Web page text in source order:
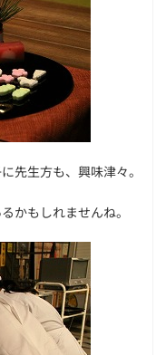
先生方も、興味津々。
かもしれませんね。